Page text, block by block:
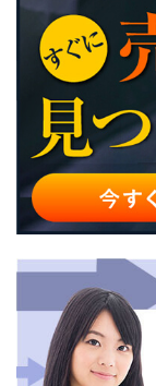
M&Aのプロ
M&Aのプロ
M&Aのプロセ
M&Aのプロ
【参考】買収
のプロセス
M&Aのプロ